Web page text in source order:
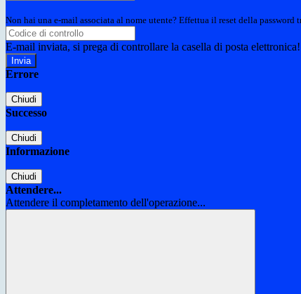
Non hai una e-mail associata al nome utente? Effettua il reset della password
E-mail inviata, si prega di controllare la casella di posta elettronica!
Errore
Chiudi
Successo
Chiudi
Informazione
Chiudi
Attendere...
Attendere il completamento dell'operazione...